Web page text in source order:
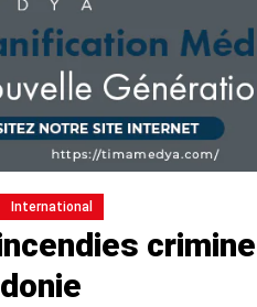
International